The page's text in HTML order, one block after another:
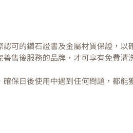
可的鑽石證書及金屬材質保證，以
售後服務的品牌，才可享有免費清
保日後使用中遇到任何問題，都能